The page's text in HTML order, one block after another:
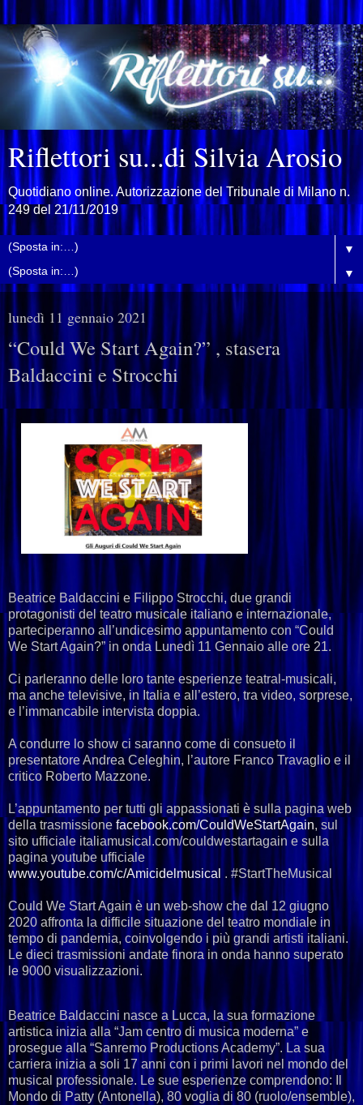
Riflettori su...di Silvia Arosio
Quotidiano online. Autorizzazione del Tribunale di Milano n.
249 del 21/11/2019
▼
▼
lunedì 11 gennaio 2021
“Could We Start Again?” , stasera
Baldaccini e Strocchi
Beatrice Baldaccini e Filippo Strocchi, due grandi
protagonisti del teatro musicale italiano e internazionale,
parteciperanno all’undicesimo appuntamento con “Could
We Start Again?” in onda Lunedì 11 Gennaio alle ore 21.
Ci parleranno delle loro tante esperienze teatral-musicali,
ma anche televisive, in Italia e all’estero, tra video, sorprese,
e l’immancabile intervista doppia.
A condurre lo show ci saranno come di consueto il
presentatore Andrea Celeghin, l’autore Franco Travaglio e il
critico Roberto Mazzone.
L’appuntamento per tutti gli appassionati è sulla pagina web
della trasmissione facebook.com/CouldWeStartAgain, sul
sito ufficiale italiamusical.com/couldwestartagain e sulla
pagina youtube ufficiale
www.youtube.com/c/Amicidelmusical . #StartTheMusical
Could We Start Again è un web-show che dal 12 giugno
2020 affronta la difficile situazione del teatro mondiale in
tempo di pandemia, coinvolgendo i più grandi artisti italiani.
Le dieci trasmissioni andate finora in onda hanno superato
le 9000 visualizzazioni.
Beatrice Baldaccini nasce a Lucca, la sua formazione
artistica inizia alla “Jam centro di musica moderna” e
prosegue alla “Sanremo Productions Academy”. La sua
carriera inizia a soli 17 anni con i primi lavori nel mondo del
musical professionale. Le sue esperienze comprendono: Il
Mondo di Patty (Antonella), 80 voglia di 80 (ruolo/ensemble),